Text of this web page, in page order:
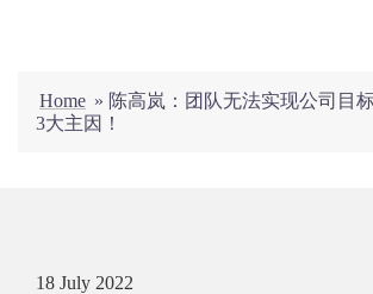
Home » 陈高岚：团队无法实现公司目
3大主因！
18 July 2022